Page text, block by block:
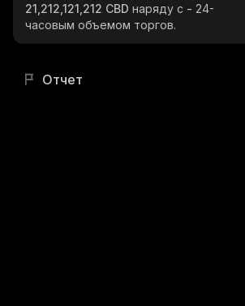
21,212,121,212 CBD наряду с - 24-
часовым объемом торгов.
Отчет